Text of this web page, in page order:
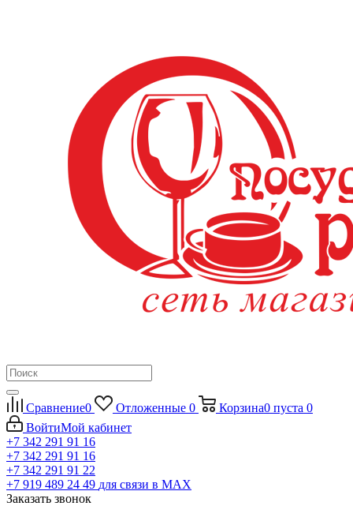
Сравнение0 Отложенные 0 Корзина0 пуста 0
ВойтиМой кабинет
+7 342 291 91 16
+7 342 291 91 16
+7 342 291 91 22
+7 919 489 24 49 для связи в МАХ
Заказать звонок